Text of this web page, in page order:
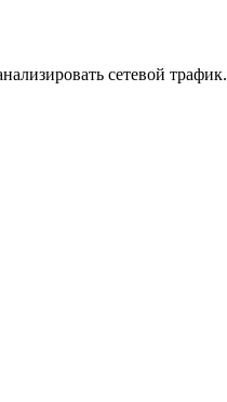
сетевой трафик.